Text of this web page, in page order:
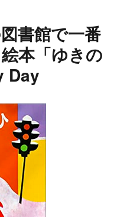
書館で一番
本「ゆきの
Day